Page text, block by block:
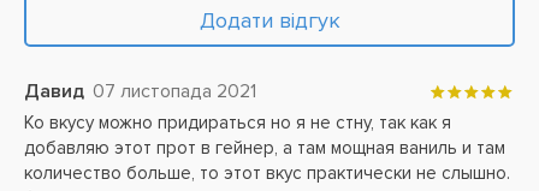
Додати відгук
Давид 07 листопада 2021
Ко вкусу можно придираться но я не стну, так как я
добавляю этот прот в гейнер, а там мощная ваниль и там
количество больше, то этот вкус практически не слышно.